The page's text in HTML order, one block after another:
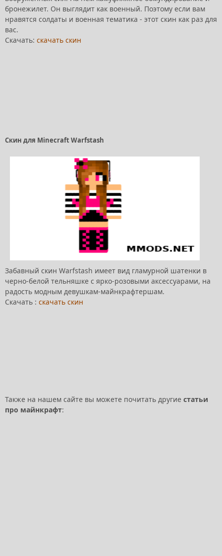
бронежилет. Он выглядит как военный. Поэтому если вам
нравятся солдаты и военная тематика - этот скин как раз для
вас.
Скачать: скачать скин
Скин для Minecraft Warfstash
Забавный скин Warfstash имеет вид гламурной шатенки в
черно-белой тельняшке с ярко-розовыми аксессуарами, на
радость модным девушкам-майнкрафтершам.
Скачать : скачать скин
Также на нашем сайте вы можете почитать другие статьи
про майнкрафт: